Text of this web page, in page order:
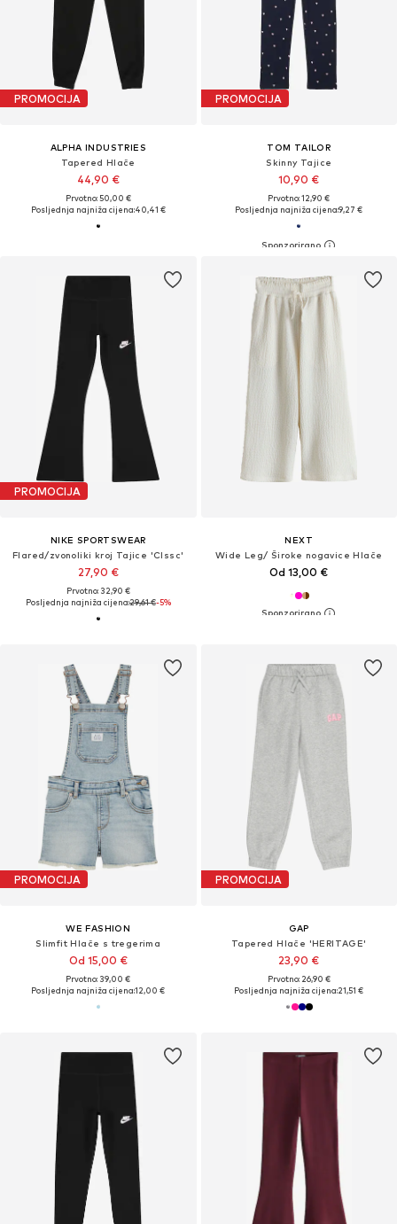
PROMOCIJA
ALPHA INDUSTRIES
Tapered Hlače
44,90 €
Prvotno: 50,00 €
Posljednja najniža cijena:40,41 €
PROMOCIJA
TOM TAILOR
Skinny Tajice
10,90 €
Prvotno: 12,90 €
Posljednja najniža cijena:9,27 €
PROMOCIJA
NIKE SPORTSWEAR
Flared/zvonoliki kroj Tajice 'Clssc'
27,90 €
Prvotno: 32,90 €
Posljednja najniža cijena:29,61 €-5%
NEXT
Wide Leg/ Široke nogavice Hlače
Od 13,00 €
PROMOCIJA
WE FASHION
Slimfit Hlače s tregerima
Od 15,00 €
Prvotno: 39,00 €
Posljednja najniža cijena:12,00 €
PROMOCIJA
GAP
Tapered Hlače 'HERITAGE'
23,90 €
Prvotno: 26,90 €
Posljednja najniža cijena:21,51 €